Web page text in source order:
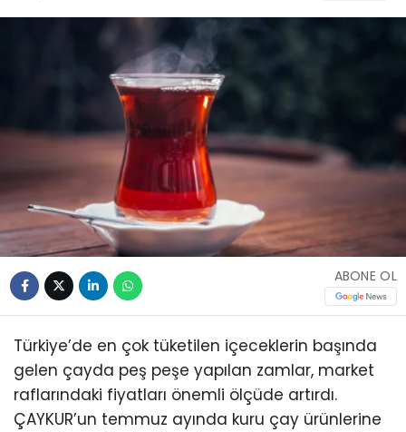
ABONE OL
Türkiye’de en çok tüketilen içeceklerin başında
gelen çayda peş peşe yapılan zamlar, market
raflarındaki fiyatları önemli ölçüde artırdı.
ÇAYKUR’un temmuz ayında kuru çay ürünlerine